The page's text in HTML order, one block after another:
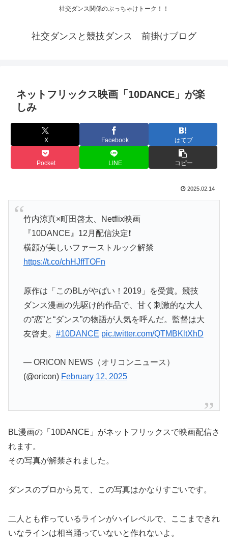
社交ダンス関係のぶっちゃけトーク！！
社交ダンスと競技ダンス 前掛けブログ
ネットフリックス映画「10DANCE」が楽
しみ
X Facebook はてブ
Pocket LINE コピー
2025.02.14
竹内涼真×町田啓太、Netflix映画
『10DANCE』12月配信決定❗️
横顔が美しいファーストルック解禁
https://t.co/chHJffTOFn
原作は「このBLがやばい！2019」を受賞。競技
ダンス漫画の先駆け的作品で、甘く刺激的な大人
の“恋”と“ダンス”の物語が人気を呼んだ。監督は大
友啓史。 #10DANCE pic.twitter.com/QTMBKltXhD
— ORICON NEWS（オリコンニュース）
(@oricon) February 12, 2025
BL漫画の「10DANCE」がネットフリックスで映画配信さ
れます。
その写真が解禁されました。
ダンスのプロから見て、この写真はかなりすごいです。
二人とも作っているラインがハイレベルで、ここまできれ
いなラインは相当踊っていないと作れないよ。